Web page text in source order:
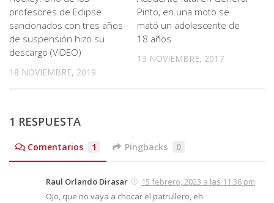
profesores de Eclipse
sancionados con tres años
de suspensión hizo su
descargo (VIDEO)
18 NOVIEMBRE, 2019
Pinto, en una moto se
mató un adolescente de
18 años
13 NOVIEMBRE, 2017
1 RESPUESTA
Comentarios 1 Pingbacks 0
Raul Orlando Dirasar
15 febrero, 2023 a las 11:36 pm
Ojo, que no vaya a chocar el patrullero, eh